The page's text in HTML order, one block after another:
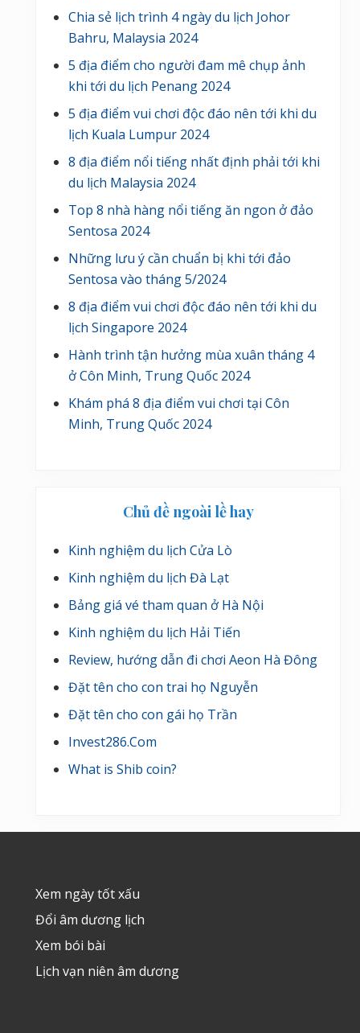
Chia sẻ lịch trình 4 ngày du lịch Johor
Bahru, Malaysia 2024
5 địa điểm cho người đam mê chụp ảnh
khi tới du lịch Penang 2024
5 địa điểm vui chơi độc đáo nên tới khi du
lịch Kuala Lumpur 2024
8 địa điểm nổi tiếng nhất định phải tới khi
du lịch Malaysia 2024
Top 8 nhà hàng nổi tiếng ăn ngon ở đảo
Sentosa 2024
Những lưu ý cần chuẩn bị khi tới đảo
Sentosa vào tháng 5/2024
8 địa điểm vui chơi độc đáo nên tới khi du
lịch Singapore 2024
Hành trình tận hưởng mùa xuân tháng 4
ở Côn Minh, Trung Quốc 2024
Khám phá 8 địa điểm vui chơi tại Côn
Minh, Trung Quốc 2024
Chủ đề ngoài lề hay
Kinh nghiệm du lịch Cửa Lò
Kinh nghiệm du lịch Đà Lạt
Bảng giá vé tham quan ở Hà Nội
Kinh nghiệm du lịch Hải Tiến
Review, hướng dẫn đi chơi Aeon Hà Đông
Đặt tên cho con trai họ Nguyễn
Đặt tên cho con gái họ Trần
Invest286.Com
What is Shib coin?
Xem ngày tốt xấu
Đổi âm dương lịch
Xem bói bài
Lịch vạn niên âm dương